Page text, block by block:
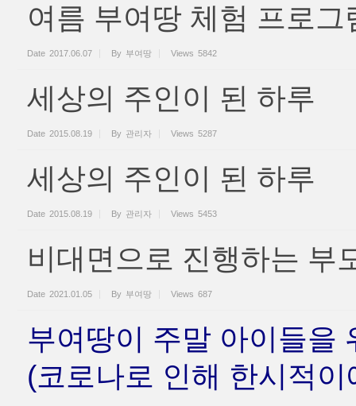
여름 부여땅 체험 프로그
Date 2017.06.07 By 부여땅 Views 5842
세상의 주인이 된 하루
Date 2015.08.19 By 관리자 Views 5287
세상의 주인이 된 하루
Date 2015.08.19 By 관리자 Views 5453
비대면으로 진행하는 부
Date 2021.01.05 By 부여땅 Views 687
부여땅이 주말 아이들을
(코로나로 인해 한시적이